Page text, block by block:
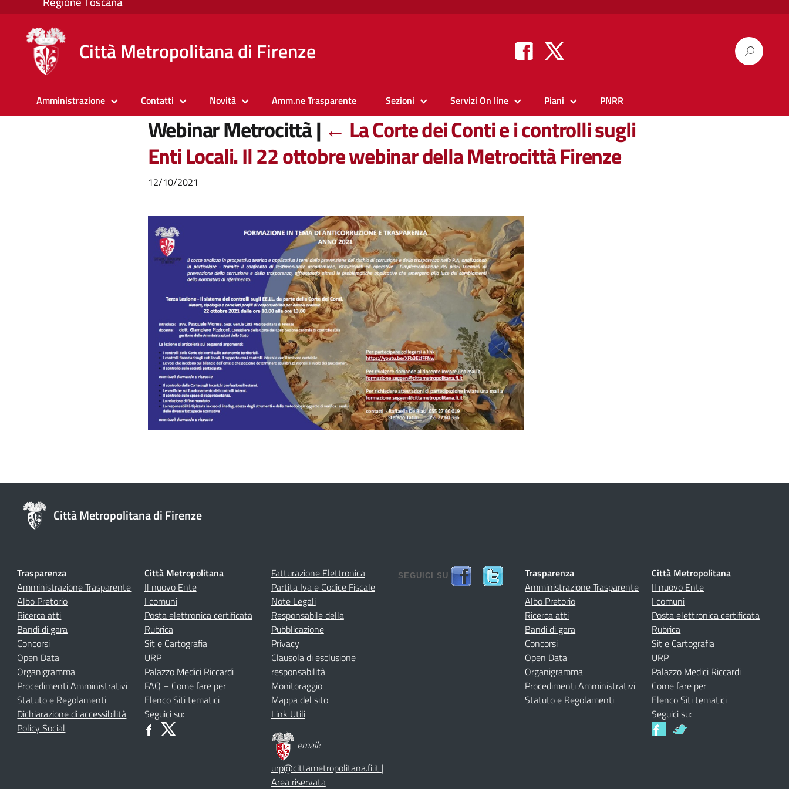
Città Metropolitana di Firenze
Amministrazione Contatti Novità Amm.ne Trasparente Sezioni Servizi On line Piani PNRR
Webinar Metrocittà| ← La Corte dei Conti e i controlli sugli
Enti Locali. Il 22 ottobre webinar della Metrocittà Firenze
12/10/2021
Città Metropolitana di Firenze
Trasparenza
Amministrazione Trasparente
Albo Pretorio
Ricerca atti
Bandi di gara
Concorsi
Open Data
Organigramma
Procedimenti Amministrativi
Statuto e Regolamenti
Dichiarazione di accessibilità
Policy Social
Città Metropolitana
Il nuovo Ente
I comuni
Posta elettronica certificata
Rubrica
Sit e Cartografia
URP
Palazzo Medici Riccardi
FAQ – Come fare per
Elenco Siti tematici
Seguici su:
Fatturazione Elettronica
Partita Iva e Codice Fiscale
Note Legali
Responsabile della
Pubblicazione
Privacy
Clausola di esclusione
responsabilità
Monitoraggio
Mappa del sito
Link Utili
email:
urp@cittametropolitana.fi.it |
Area riservata
SEGUICI SU
Trasparenza
Amministrazione Trasparente
Albo Pretorio
Ricerca atti
Bandi di gara
Concorsi
Open Data
Organigramma
Procedimenti Amministrativi
Statuto e Regolamenti
Città Metropolitana
Il nuovo Ente
I comuni
Posta elettronica certificata
Rubrica
Sit e Cartografia
URP
Palazzo Medici Riccardi
Come fare per
Elenco Siti tematici
Seguici su: